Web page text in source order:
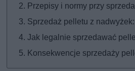
Przepisy i normy przy
Sprzedaż pelletu z
Jak legalnie sprzedawać
Konsekwencje sprzedaży